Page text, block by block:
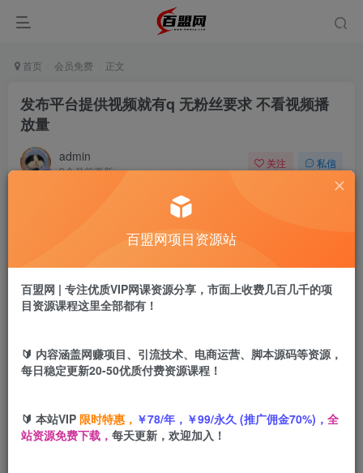
首页 会员免费 正文
发布平台提供视频就有q 无粉丝要求 不看视频播
放量
admin
9个月前更新
关注 私信
发布平台提供视频就有q 无粉丝要求 不看视频播放量
盟币 9.9
立即购买
百盟网项目资源站
百盟网 | 专注优质VIP网课资源分享，市面上收费几百几千的项
目资源课程这里全部都有！
🔰 内容涵盖网赚项目、引流技术、电商运营、脚本源码等资源，
每日稳定更新20-50优质付费资源课程！
🔰 本站VIP 限时特惠， ￥78/年，￥99/永久 (推广佣金70%)， 全
站资源免费下载， 每天更新，欢迎加入！